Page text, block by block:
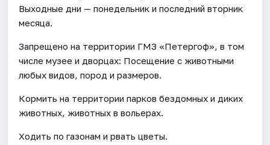
Выходные дни — понедельник и последний вторник
месяца.
Запрещено на территории ГМЗ «Петергоф», в том
числе музее и дворцах: Посещение с животными
любых видов, пород и размеров.
Кормить на территории парков бездомных и диких
животных, животных в вольерах.
Ходить по газонам и рвать цветы.